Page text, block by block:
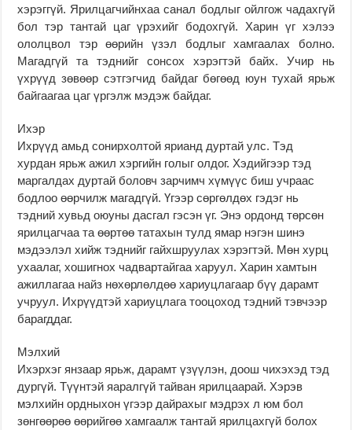
хэрэггүй. Ярилцагчийнхаа санал бодлыг ойлгож чадахгүй
бол тэр тантай цаг үрэхийг бодохгүй. Харин үг хэлээ
ололцвол тэр өөрийн үзэл бодлыг хамгаалах болно.
Магадгүй та тэднийг сонсох хэрэгтэй байх. Учир нь
үхрүүд зөвөөр сэтгэгчид байдаг бөгөөд юун тухай ярьж
байгаагаа цаг үргэлж мэдэж байдаг.
Ихэр
Ихрүүд амьд сонирхолтой ярианд дуртай улс. Тэд
хурдан ярьж ажил хэргийн голыг олдог. Хэдийгээр тэд
маргалдах дуртай боловч зарчимч хүмүүс биш учраас
бодлоо өөрчилж магадгүй. Үгээр сөргөлдөх гэдэг нь
тэдний хувьд оюуны дасгал гэсэн үг. Энэ ордонд төрсөн
ярилцагчаа та өөртөө татахын тулд ямар нэгэн шинэ
мэдээлэл хийж тэднийг гайхшруулах хэрэгтэй. Мөн хурц
ухаалаг, хошигнох чадвартайгаа харуул. Харин хамтын
ажиллагаа найз нөхөрлөлдөө хариуцлагаар бүү дарамт
учруул. Ихрүүдтэй хариуцлага тооцоход тэдний тэвчээр
барагддаг.
Мэлхий
Ихэрхэг янзаар ярьж, дарамт үзүүлэн, доош чихэхэд тэд
дургүй. Түүнтэй яаралгүй тайван ярилцаарай. Хэрэв
мэлхийн ордныхон үгээр дайрахыг мэдрэх л юм бол
зөнгөөрөө өөрийгөө хамгаалж тантай ярилцахгүй болох